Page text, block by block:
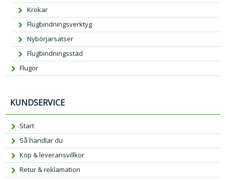
Krokar
Flugbindningsverktyg
Nybörjarsatser
Flugbindningsstäd
Flugor
KUNDSERVICE
Start
Så handlar du
Köp & leveransvillkor
Retur & reklamation